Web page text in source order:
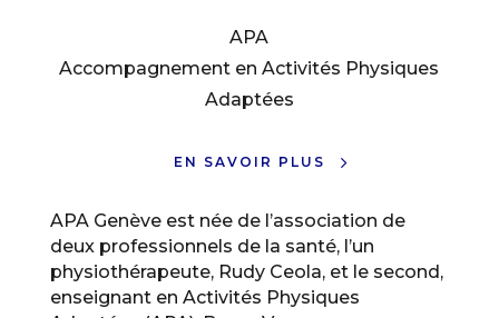
APA
Accompagnement en Activités Physiques
Adaptées
EN SAVOIR PLUS
APA Genève est née de l’association de
deux professionnels de la santé, l’un
physiothérapeute, Rudy Ceola, et le second,
enseignant en Activités Physiques